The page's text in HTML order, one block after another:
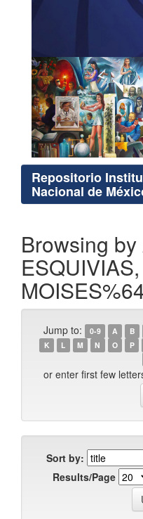
Repositorio
Nacional de
Browsing
ESQUIVIAS,
Jump to: 0-9 A B
K
L M N O P
or enter first few
Sort by:
Results/Page